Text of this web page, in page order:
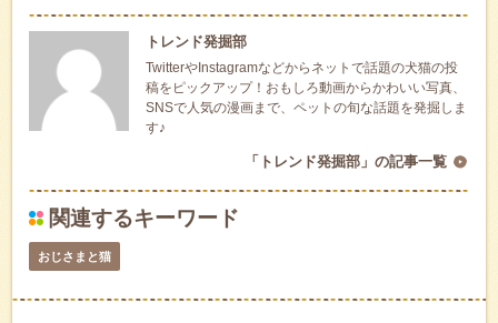
トレンド発掘部
TwitterやInstagramなどからネットで話題の犬猫の投
稿をピックアップ！おもしろ動画からかわいい写真、
SNSで人気の漫画まで、ペットの旬な話題を発掘しま
す♪
「トレンド発掘部」の記事一覧
関連するキーワード
おじさまと猫